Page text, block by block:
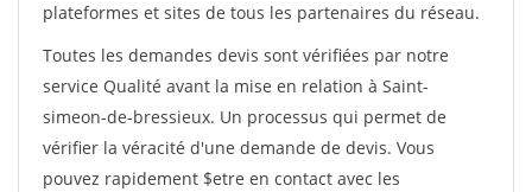
plateformes et sites de tous les partenaires du réseau.
Toutes les demandes devis sont vérifiées par notre
service Qualité avant la mise en relation à Saint-
simeon-de-bressieux. Un processus qui permet de
vérifier la véracité d'une demande de devis. Vous
pouvez rapidement $etre en contact avec les